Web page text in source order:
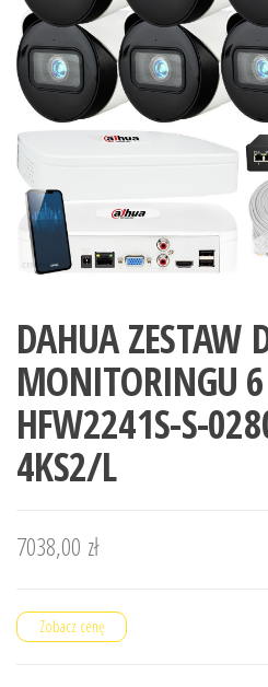
DAHUA ZESTAW
MONITORINGU
HFW2241S-S-
4KS2/L
7038,00 zł
Zobacz cenę